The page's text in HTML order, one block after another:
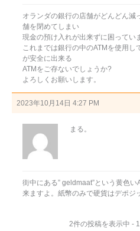
オランダの銀行の店舗がどんどん減
舗を閉めてしまい
現金の預け入れが出来ずに困ってい
これまでは銀行の中のATMを使用
が安全に出来る
ATMをご存ないでしょうか?
よろしくお願いします。
2023年10月14日 4:27 PM
まる。
街中にある” geldmaat”という黄色
来ますよ。紙幣のみで硬貨はデポジ
2件の投稿を表示中 -